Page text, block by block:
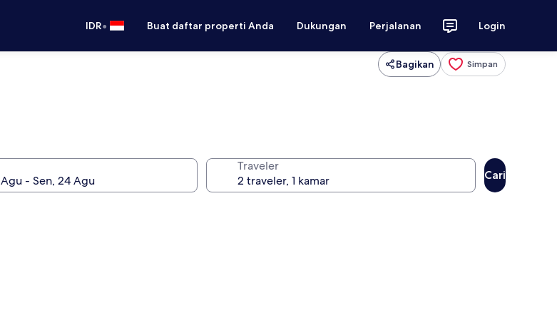
IDR• Buat daftar properti Anda Dukungan Perjalanan Login
Bagikan Simpan
Traveler
Cari